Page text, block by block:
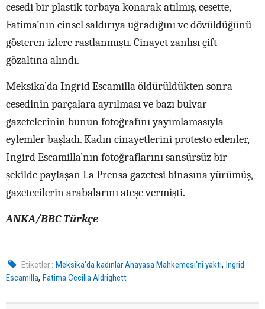
cesedi bir plastik torbaya konarak atılmış, cesette,
Fatima’nın cinsel saldırıya uğradığını ve dövüldüğünü
gösteren izlere rastlanmıştı. Cinayet zanlısı çift
gözaltına alındı.
Meksika’da Ingrid Escamilla öldürüldükten sonra
cesedinin parçalara ayrılması ve bazı bulvar
gazetelerinin bunun fotoğrafını yayımlamasıyla
eylemler başladı. Kadın cinayetlerini protesto edenler,
Ingird Escamilla’nın fotoğraflarını sansürsüz bir
şekilde paylaşan La Prensa gazetesi binasına yürümüş,
gazetecilerin arabalarını ateşe vermişti.
ANKA/BBC Türkçe
Etiketler : Meksika'da kadınlar Anayasa Mahkemesi'ni yaktı,Ingrid
Escamilla, Fatima Cecilia Aldrighett